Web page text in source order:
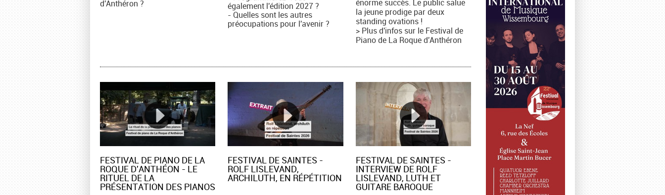
d'Anthéron ?
également l'édition 2027 ?
- Quelles sont les autres
préocupations pour l'avenir ?
énorme succès. Le public salue
la jeune prodige par deux
standing ovations !
> Plus d'infos sur le Festival de
Piano de La Roque d'Anthéron
FESTIVAL DE PIANO DE LA
ROQUE D'ANTHÉON - LE
RITUEL DE LA
PRÉSENTATION DES PIANOS
FESTIVAL DE SAINTES -
ROLF LISLEVAND,
ARCHILUTH, EN RÉPÉTITION
FESTIVAL DE SAINTES -
INTERVIEW DE ROLF
LISLEVAND, LUTH ET
GUITARE BAROQUE